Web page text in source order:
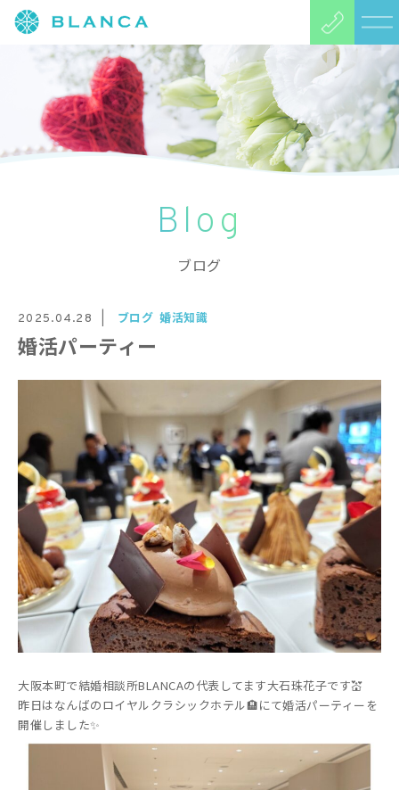
Blog
ブログ
2025.04.28 ブログ 婚活知識
婚活パーティー
大阪本町で結婚相談所BLANCAの代表してます大石珠花子です💒
昨日はなんばのロイヤルクラシックホテル🏨にて婚活パーティーを
開催しました✨